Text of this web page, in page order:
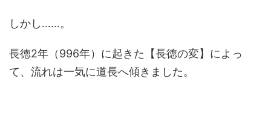
しかし……。
長徳2年（996年）に起きた【長徳の変】によっ
て、流れは一気に道長へ傾きました。